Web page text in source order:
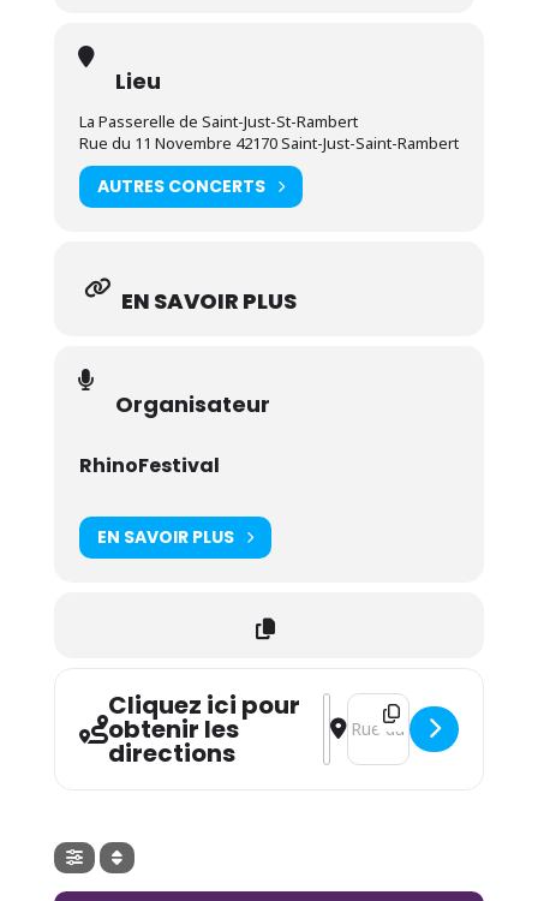
Lieu
La Passerelle de Saint-Just-St-Rambert
Rue du 11 Novembre 42170 Saint-Just-Saint-Rambert
AUTRES CONCERTS
EN SAVOIR PLUS
Organisateur
RhinoFestival
EN SAVOIR PLUS
Cliquez ici pour
obtenir les
directions
Address - Tankus
Destination Address -